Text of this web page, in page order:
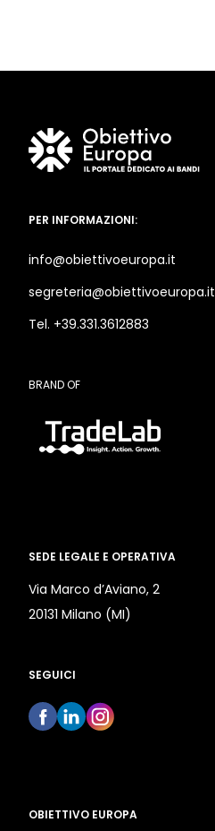
PER INFORMAZIONI:
info@obiettivoeuropa.it
segreteria@obiettivoeuropa.it
Tel. +39.331.3612883
BRAND OF
SEDE LEGALE E OPERATIVA
Via Marco d’Aviano, 2
20131 Milano (MI)
SEGUICI
OBIETTIVO EUROPA